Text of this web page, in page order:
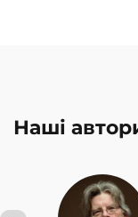
Наші